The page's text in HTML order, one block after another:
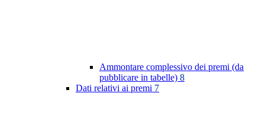
Ammontare complessivo dei premi (da
pubblicare in tabelle) 8
Dati relativi ai premi 7